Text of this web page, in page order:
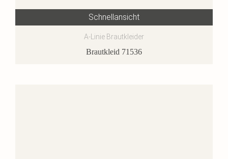
Schnellansicht
A-Linie Brautkleider
Brautkleid 71536